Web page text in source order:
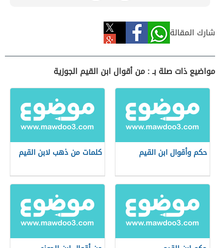
شارك المقالة
مواضيع ذات صلة بـ : من أقوال ابن القيم الجوزية
حكم وأقوال ابن القيم كلمات من ذهب لابن القيم